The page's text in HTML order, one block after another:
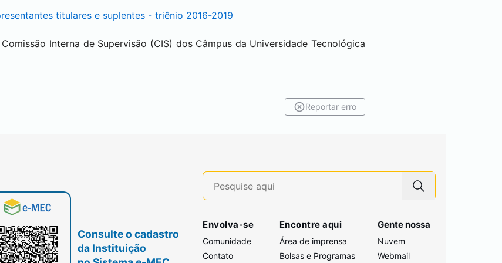
titulares e suplentes - triênio 2016-2019
Interna de Supervisão (CIS) dos Câmpus da Universidade Tecnológica
Reportar erro
Consulte o cadastro
da Instituição
Envolva-se
Comunidade
Contato
Encontre aqui
Área de imprensa
Bolsas e Programas
Gente nossa
Nuvem
Webmail